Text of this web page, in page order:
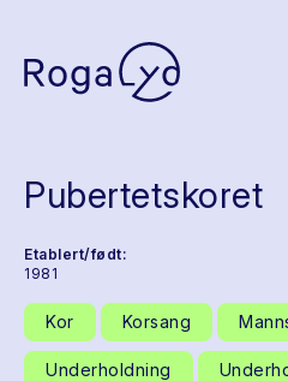
Pubertetskoret
Etablert/født:
1981
Kor Korsang
Underholdning